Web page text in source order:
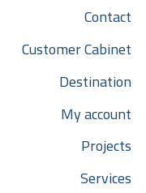
Contact
Customer Cabinet
Destination
My account
Projects
Services